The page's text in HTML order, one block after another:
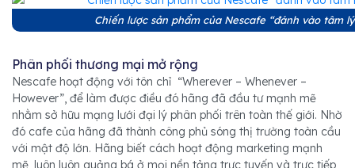
Chiến lược sản phẩm của Nescafe “đánh vào tâm
Phân phối thương mại mở rộng
Nescafe hoạt động với tôn chỉ “Wherever – Whenever –
However”, để làm được điều đó hãng đã đầu tư mạnh mẽ
nhằm sở hữu mạng lưới đại lý phân phối trên toàn thế giới. Nhờ
đó cafe của hãng đã thành công phủ sóng thị trường toàn cầu
với mật độ lớn. Hãng biết cách hoạt động marketing mạnh
mẽ, luôn luôn quảng bá ở mọi nền tảng trực tuyến và trực tiếp